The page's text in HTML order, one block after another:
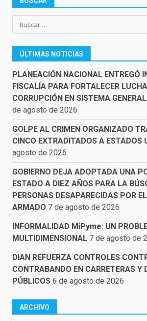
Buscar:
ÚLTIMAS NOTICIAS
PLANEACIÓN NACIONAL ENTREGÓ
FISCALÍA PARA FORTALECER
CORRUPCIÓN EN SISTEMA
de agosto de 2026
GOLPE AL CRIMEN ORGANIZADO
CINCO EXTRADITADOS A ESTADOS
agosto de 2026
GOBIERNO DEJA ADOPTADA UNA
ESTADO A DIEZ AÑOS PARA LA
PERSONAS DESAPARECIDAS POR
ARMADO 7 de agosto de 2026
INFORMALIDAD MiPyme: UN
MULTIDIMENSIONAL 7 de agosto de
DIAN REFUERZA CONTROLES
CONTRABANDO EN CARRETERAS Y
PÚBLICOS 6 de agosto de 2026
ARCHIVO